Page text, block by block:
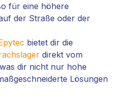
für eine höhere
der Straße oder der
bietet dir die
direkt vom
dir nicht nur hohe
Lösungen